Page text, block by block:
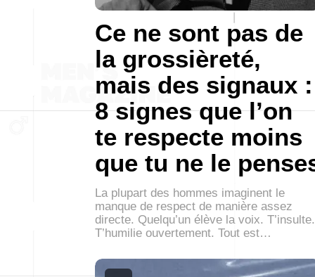
Ce ne sont pas de
la grossièreté,
mais des signaux :
8 signes que l’on
te respecte moins
que tu ne le
La plupart des hommes imaginent le
manque de respect de manière assez
directe. Quelqu’un élève la voix. T’insulte.
T’humilie ouvertement. Tout est…